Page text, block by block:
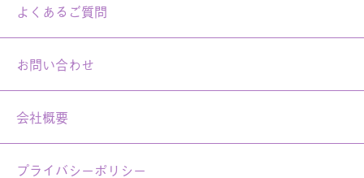
よくあるご質問
お問い合わせ
会社概要
プライバシーポリシー